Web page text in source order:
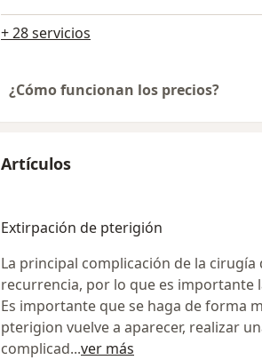
degeneración macular húmeda, 71
al menos 20 semanas al llegar a la
menos 16 semanas y 44 por ciento
intervalos de al menos 20 semanas,
observadas durante el primer año.
palabras, este avance no solo
visión, sino hacerlo con un
potencialmente más cómodo y
largo plazo. Para la práctica
especialmente importante porque
grandes dificultades en retina es el
+ 28 servicios
¿Cómo funcionan los precios?
Artículos
Extirpación de pterigión
La principal complicación de la
recurrencia, por lo que es importante
Es importante que se haga de forma
pterigion vuelve a aparecer, realizar
complicad...ver más